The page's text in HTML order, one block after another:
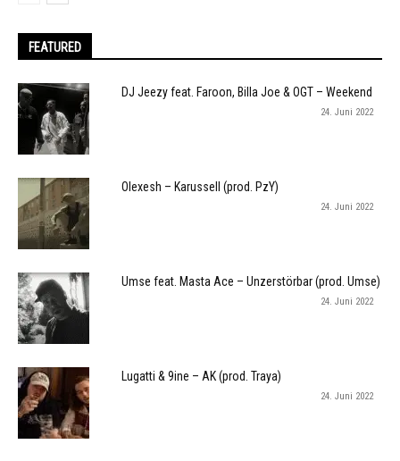
FEATURED
DJ Jeezy feat. Faroon, Billa Joe & OGT – Weekend
24. Juni 2022
Olexesh – Karussell (prod. PzY)
24. Juni 2022
Umse feat. Masta Ace – Unzerstörbar (prod. Umse)
24. Juni 2022
Lugatti & 9ine – AK (prod. Traya)
24. Juni 2022